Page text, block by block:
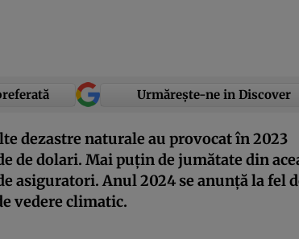
Urmărește-ne in Discover
dezastre naturale au provocat în 2023
de dolari. Mai puțin de jumătate din
asiguratori. Anul 2024 se anunță la fel
vedere climatic.